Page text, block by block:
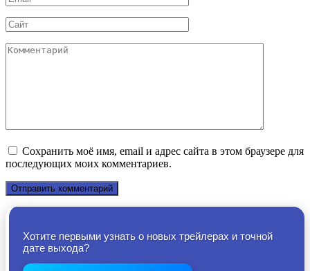
*
Сайт
Комментарий
Сохранить моё имя, email и адрес сайта в этом браузере для
последующих моих комментариев.
Хотите первыми узнать о новых трейлерах и точной
дате выхода?